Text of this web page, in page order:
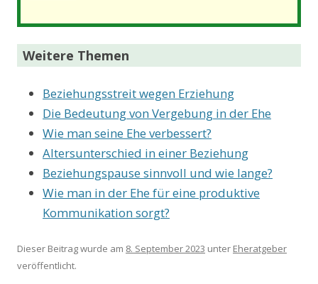
Weitere Themen
Beziehungsstreit wegen Erziehung
Die Bedeutung von Vergebung in der Ehe
Wie man seine Ehe verbessert?
Altersunterschied in einer Beziehung
Beziehungspause sinnvoll und wie lange?
Wie man in der Ehe für eine produktive
Kommunikation sorgt?
Dieser Beitrag wurde am 8. September 2023 unter Eheratgeber
veröffentlicht.